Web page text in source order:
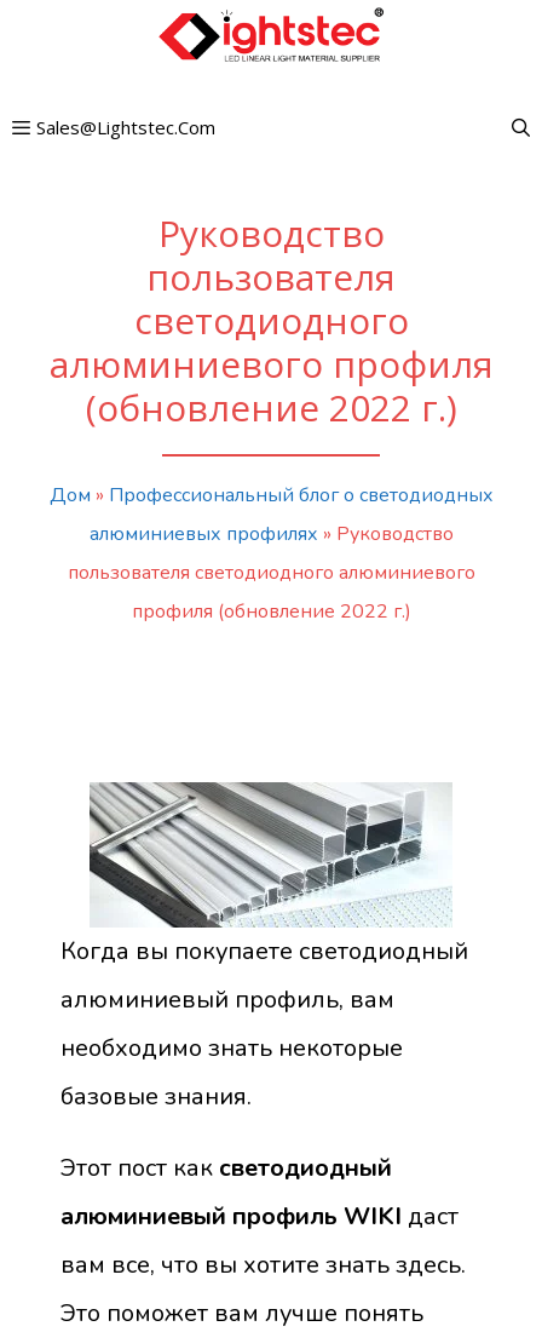
Sales@lightstec.com
Руководство
пользователя
светодиодного
алюминиевого профиля
(обновление 2022 г.)
Дом » Профессиональный блог о светодиодных
алюминиевых профилях » Руководство
пользователя светодиодного алюминиевого
профиля (обновление 2022 г.)
Когда вы покупаете светодиодный
алюминиевый профиль, вам
необходимо знать некоторые
базовые знания.
Этот пост как светодиодный
алюминиевый профиль WIKI даст
вам все, что вы хотите знать здесь.
Это поможет вам лучше понять